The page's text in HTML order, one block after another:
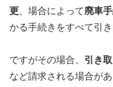
更 、場合によって廃車
かる手続きをすべて引き
ですがその場合、 引き
など請求される場合が